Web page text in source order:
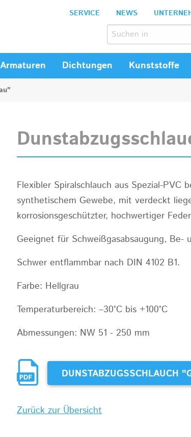
SERVICE NEWS
Armaturen Dichtungen Kunststoffe
Flexibler Spiralschlauch aus Spezial-PVC
synthetischem Gewebe, mit verdeckt
korrosionsgeschützter, hochwertiger
Geeignet für Schweißgasabsaugung, Be-
Schwer entflammbar nach DIN 4102 B1.
Farbe: Hellgrau
Temperaturbereich: –30°C bis +100°C
Abmessungen: NW 51 - 250 mm
DUNSTABZUGSSCHLAUCH
Zurück zur Übersicht